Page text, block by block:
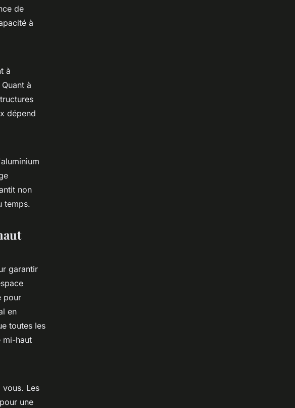
de
à
à
à
dépend
non
temps.
garantir
pour
en
toutes les
mi-haut
vous. Les
une